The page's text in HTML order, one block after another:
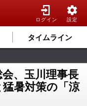
ログイン 設定
タイムライン
、玉川理事長
暑対策の「涼